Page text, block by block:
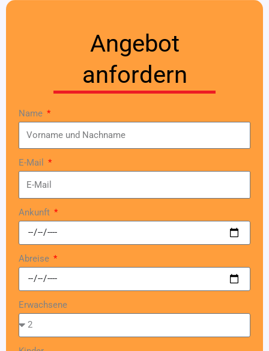
Angebot
anfordern
Name
E-Mail
Ankunft
Abreise
Erwachsene